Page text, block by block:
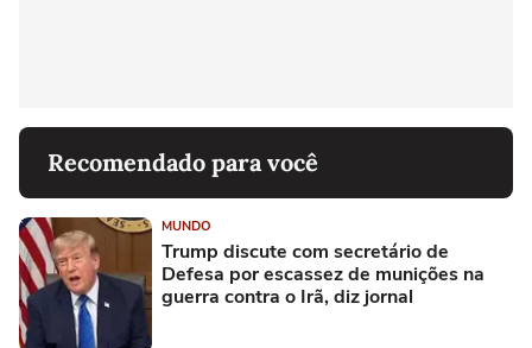
Recomendado para você
MUNDO
Trump discute com secretário de
Defesa por escassez de munições na
guerra contra o Irã, diz jornal